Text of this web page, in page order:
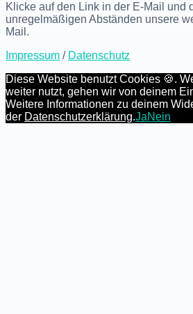
Klicke auf den Link in der E-Mail und
unregelmäßigen Abständen unsere
Mail.
Impressum / Datenschutz
Diese Website benutzt Cookies 🍪.
weiter nutzt, gehen wir von deinem
Weitere Informationen zu deinem
der Datenschutzerklärung.JaNein